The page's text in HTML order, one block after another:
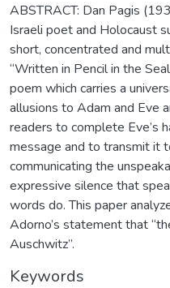
ABSTRACT: Dan Pagis
Israeli poet and Holocaust
short, concentrated and
“Written in Pencil in the
poem which carries a
allusions to Adam and Eve
readers to complete Eve’s
message and to transmit it
communicating the
expressive silence that
words do. This paper
Adorno’s statement that
Auschwitz”.
Keywords